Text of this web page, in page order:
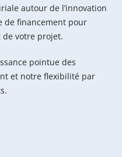
autour de l’innovation
de financement pour
de votre projet.
pointue des
et notre flexibilité par